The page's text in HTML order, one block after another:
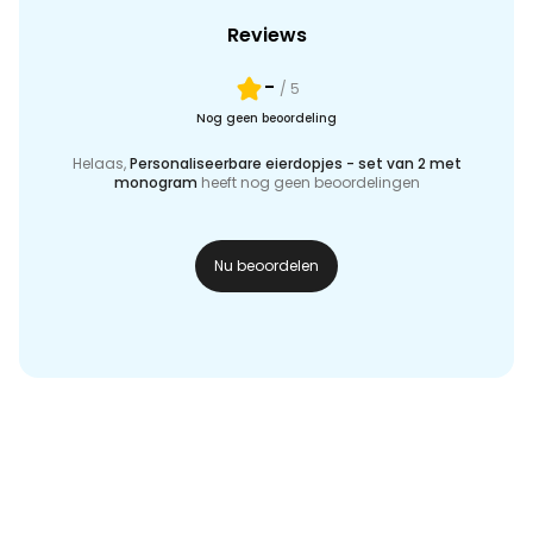
Reviews
- / 5
Nog geen beoordeling
Helaas,Personaliseerbare eierdopjes - set van 2 met
monogram heeft nog geen beoordelingen
Nu beoordelen